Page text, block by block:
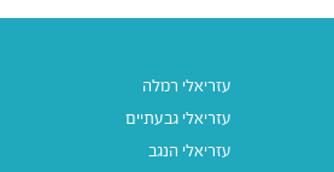
עזריאלי רמלה
עזריאלי גבעתיים
עזריאלי הנגב